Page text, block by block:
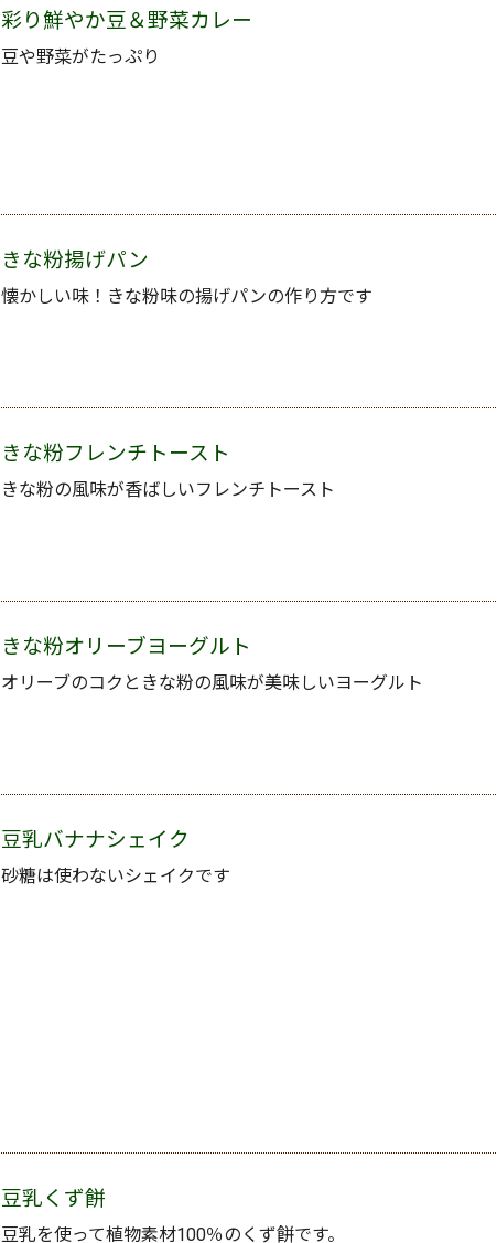
彩り鮮やか豆＆野菜カレー
豆や野菜がたっぷり
きな粉揚げパン
懐かしい味！きな粉味の揚げパンの作り方です
きな粉フレンチトースト
きな粉の風味が香ばしいフレンチトースト
きな粉オリーブヨーグルト
オリーブのコクときな粉の風味が美味しいヨーグルト
豆乳バナナシェイク
砂糖は使わないシェイクです
豆乳くず餅
豆乳を使って植物素材100％のくず餅です。